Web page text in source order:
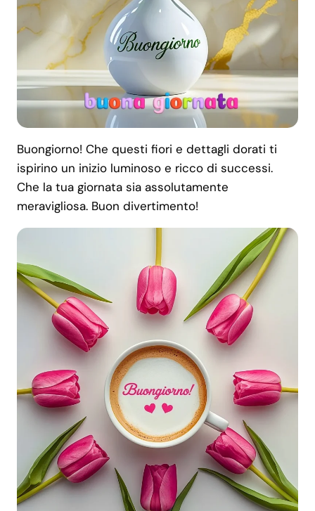
Buongiorno! Che questi fiori e dettagli dorati ti
ispirino un inizio luminoso e ricco di successi.
Che la tua giornata sia assolutamente
meravigliosa. Buon divertimento!